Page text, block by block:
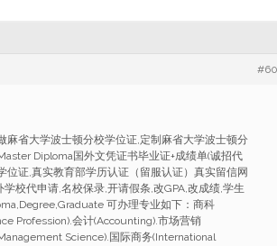
省大学波士顿分校学位证,定制麻省大学波士顿分
Diploma国外文凭证书毕业证+成绩单(诚招代
位证,真实教育部学历认证（留服认证）真实留信网
校代申请,名校保录,开请假条,改GPA,改成绩,学生
可办理专业如下：商科
Profession).会计(Accounting).市场营销
Science).国际商务(International